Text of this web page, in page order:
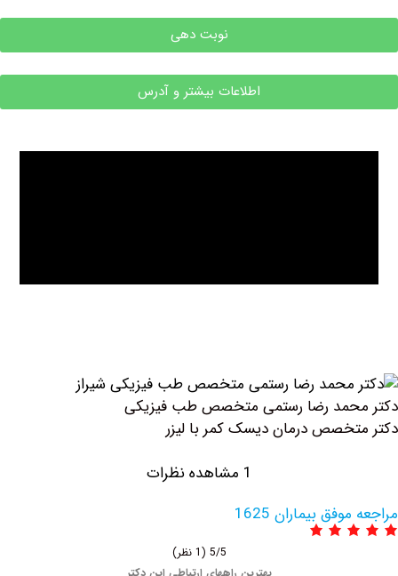
نوبت دهی
اطلاعات بیشتر و آدرس
رضا رستمی متخصص طب فیزیکی
درمان دیسک کمر با لیزر
بیماران 1625